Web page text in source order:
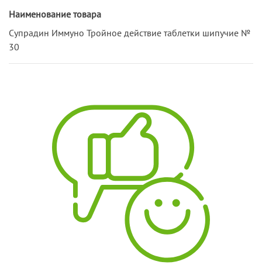
Наименование товара
Супрадин Иммуно Тройное действие таблетки шипучие №
30